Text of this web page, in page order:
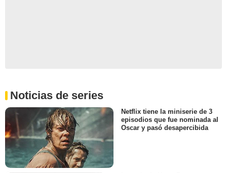
Noticias de series
Netflix tiene la miniserie de 3
episodios que fue nominada al
Oscar y pasó desapercibida